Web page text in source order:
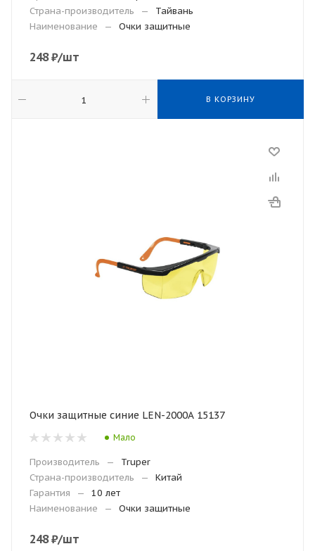
Страна-производитель
—
Тайвань
Наименование
— Очки защитные
248₽/шт
В КОРЗИНУ
Очки защитные синие LEN-2000А 15137
Мало
Производитель —
Truper
Страна-производитель
—
Китай
Гарантия
—
10 лет
Наименование
— Очки защитные
248₽/шт